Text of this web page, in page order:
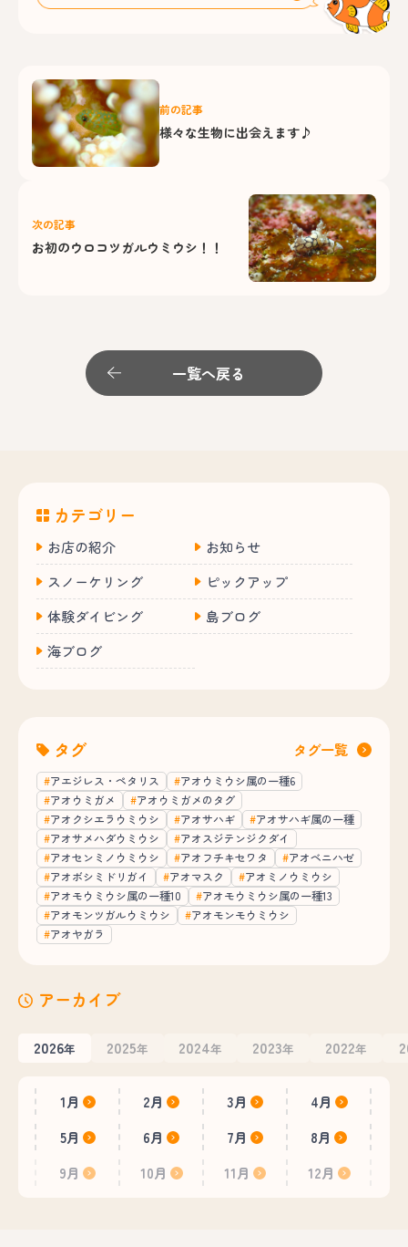
前の記事
様々な生物に出会えます♪
次の記事
お初のウロコツガルウミウシ！！
一覧へ戻る
カテゴリー
お店の紹介
お知らせ
スノーケリング
ピックアップ
体験ダイビング
島ブログ
海ブログ
タグ タグ一覧
アエジレス・ペタリス
アオウミウシ属の一種6
アオウミガメ
アオウミガメのタグ
アオクシエラウミウシ
アオサハギ
アオサハギ属の一種
アオサメハダウミウシ
アオスジテンジクダイ
アオセンミノウミウシ
アオフチキセワタ
アオベニハゼ
アオボシミドリガイ
アオマスク
アオミノウミウシ
アオモウミウシ属の一種10
アオモウミウシ属の一種13
アオモンツガルウミウシ
アオモンモウミウシ
アオヤガラ
アーカイブ
2026年 2025年 2024年 2023年 2022年
1月 2月 3月
4月
5月
6月 7月
8月
9月
10月 11月 12月